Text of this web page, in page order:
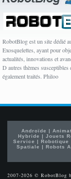
RobotBlog est un site dédié
Exosquelettes, ayant pour
actualités, innovations et
D autres thèmes
également traités. Philoo
Androïde |
Hybride |Jouets
Service | Robotique
Spatiale | Robots
2007-2026 © RobotBlog